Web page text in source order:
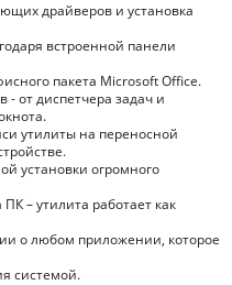
драйверов и установка
встроенной панели
пакета Microsoft Office.
от диспетчера задач и
утилиты на переносной
установки огромного
– утилита работает как
о любом приложении, которое
системой.